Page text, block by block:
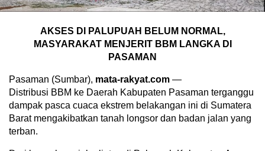
AKSES DI PALUPUAH BELUM NORMAL,
MASYARAKAT MENJERIT BBM LANGKA DI
PASAMAN
Pasaman (Sumbar), mata-rakyat.com —
Distribusi BBM ke Daerah Kabupaten Pasaman terganggu
dampak pasca cuaca ekstrem belakangan ini di Sumatera
Barat mengakibatkan tanah longsor dan badan jalan yang
terban.